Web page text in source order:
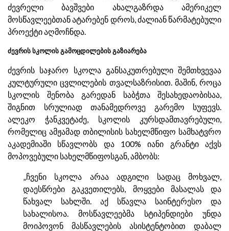
ძევრელი ბავშვები ახალგაზრდა ამერიკელ
მოსწავლეებთან ატარებენ დროს, ძალიან წარმატებული
პროექტი აღმოჩნდა.
ძევრის სკოლის გამოცდილების გაზიარება
ძევრის საჯარო სკოლა განსაკუთრებული შემთხვევაა
კულტურული ცვლილების თვალსაზრისით. მაშინ, როცა
სკოლის შენობა გარედან საბჭთა შესახედაობისაა,
შიგნით სრულიად თანამედროვე გარემო სუფევს.
ალეკო ჭანკვეტაძე, სკოლის კურსდამთავრებული,
რომელიც ამჟამად თბილისის სახელმწიფო სამხატვრო
აკადემიაში სწავლობს და 100% იანი გრანტი აქვს
მოპოვებული სახელმწიფოსგან, ამბობს:
„ჩვენი სკოლა არაა ადგილი სადაც მოხვალ,
დაესწრები გაკვეთილებს, მოყვები მასალას და
წახვალ სახლში. აქ სწავლა საინტერესო და
სახალისოა. მოსწავლეებმა სტიპენდიები უნდა
მოიპოვონ მასწავლების ასისტენტობით დაბალ